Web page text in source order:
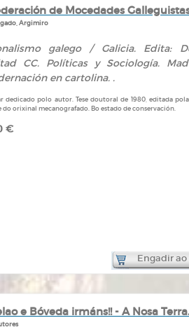
de Mocedades
Argimiro
galego / Galicia. Edita:
CC. Políticas y Sociología.
en cartolina. .
dedicado polo autor. Tese doutoral de 1980, editada
do orixinal mecanografado. Bo estado de conservación.
€
Engadir
e Bóveda irmáns!! - A Nosa